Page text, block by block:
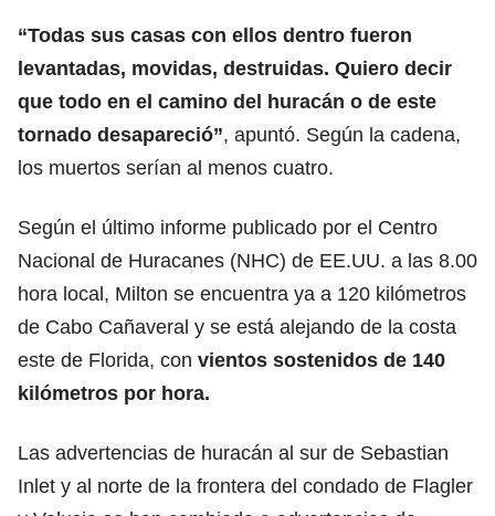
“Todas sus casas con ellos dentro fueron
levantadas, movidas, destruidas. Quiero decir
que todo en el camino del huracán o de este
tornado desapareció”, apuntó. Según la cadena,
los muertos serían al menos cuatro.
Según el último informe publicado por el Centro
Nacional de Huracanes (NHC) de EE.UU. a las 8.00
hora local, Milton se encuentra ya a 120 kilómetros
de Cabo Cañaveral y se está alejando de la costa
este de Florida, con vientos sostenidos de 140
kilómetros por hora.
Las advertencias de huracán al sur de Sebastian
Inlet y al norte de la frontera del condado de Flagler